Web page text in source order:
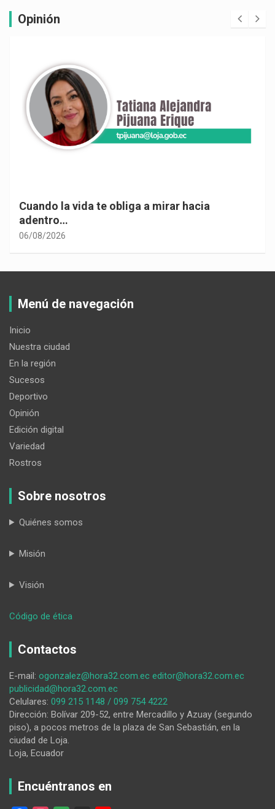
Opinión
Cuando la vida te obliga a mirar hacia
adentro…
06/08/2026
Menú de navegación
Inicio
Nuestra ciudad
En la región
Sucesos
Deportivo
Opinión
Edición digital
Variedad
Rostros
Sobre nosotros
Quiénes somos
Misión
Visión
Código de ética
que
traje
de
Bogotá
Contactos
E-mail: ogonzalez@hora32.com.ec editor@hora32.com.ec
publicidad@hora32.com.ec
Celulares: 099 215 1148 / 099 754 4222
Dirección: Bolívar 209-52, entre Mercadillo y Azuay (segundo
piso), a pocos metros de la plaza de San Sebastián, en la
ciudad de Loja.
Loja, Ecuador
Encuéntranos en